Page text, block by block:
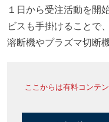
１日から受注活動を
ビスも手掛けることで
溶断機やプラズマ切断
ここからは有料コンテ